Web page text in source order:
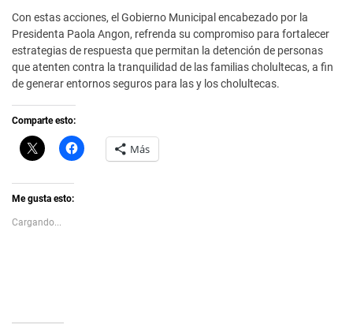
Con estas acciones, el Gobierno Municipal encabezado por la
Presidenta Paola Angon, refrenda su compromiso para fortalecer
estrategias de respuesta que permitan la detención de personas
que atenten contra la tranquilidad de las familias cholultecas, a fin
de generar entornos seguros para las y los cholultecas.
Comparte esto:
C
l
k
t
s
h
e
H
a Más
Me gusta esto:
Cargando...